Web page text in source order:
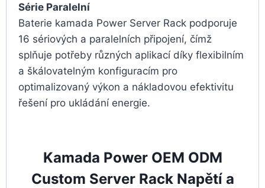
Série Paralelní
Baterie kamada Power Server Rack podporuje
16 sériových a paralelních připojení, čímž
splňuje potřeby různých aplikací díky flexibilním
a škálovatelným konfiguracím pro
optimalizovaný výkon a nákladovou efektivitu
řešení pro ukládání energie.
Kamada Power OEM ODM
Custom Server Rack Napětí a